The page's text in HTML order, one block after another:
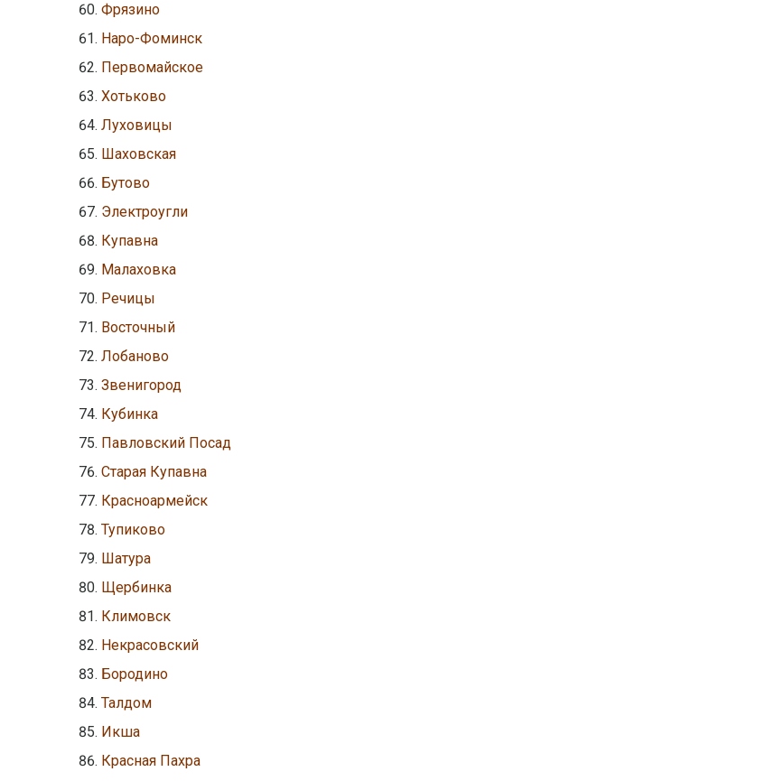
Фрязино
Наро-Фоминск
Первомайское
Хотьково
Луховицы
Шаховская
Бутово
Электроугли
Купавна
Малаховка
Речицы
Восточный
Лобаново
Звенигород
Кубинка
Павловский Посад
Старая Купавна
Красноармейск
Тупиково
Шатура
Щербинка
Климовск
Некрасовский
Бородино
Талдом
Икша
Красная Пахра